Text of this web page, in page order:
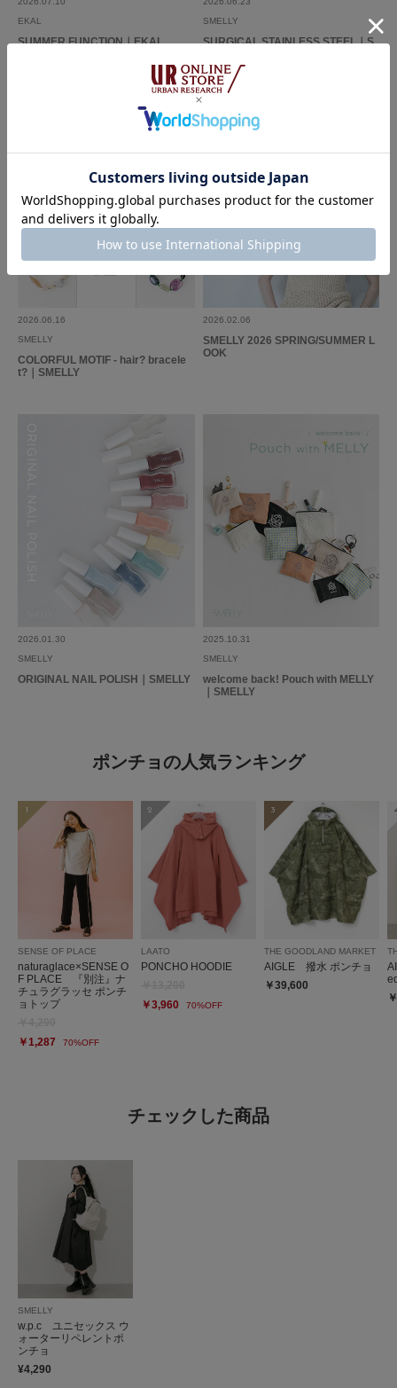
EKAL
SUMMER FUNCTION｜EKAL
SMELLY
SURGICAL STAINLESS STEEL｜S
2026.06.16
SMELLY
COLORFUL MOTIF - hair? bracele
t?｜SMELLY
2026.02.06
SMELLY 2026 SPRING/SUMMER L
OOK
2026.01.30
SMELLY
ORIGINAL NAIL POLISH｜SMELLY
2025.10.31
SMELLY
welcome back! Pouch with MELLY
｜SMELLY
ポンチョの人気ランキング
1
SENSE OF PLACE
naturaglace×SENSE O
F PLACE 『別注』ナ
チュラグラッセ ポンチ
ョトップ
￥1,287
70%OFF
2
LAATO
PONCHO HOODIE
￥3,960
70%OFF
3
THE GOODLAND MARKET
AIGLE 撥水 ポンチョ
￥39,600
チェックした商品
SMELLY
w.p.c ユニセックス ウ
ォーターリペレントポ
ンチョ
¥4,290